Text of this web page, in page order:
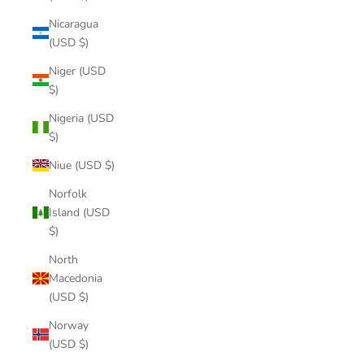
Nicaragua
(USD $)
Niger (USD
$)
Nigeria (USD
$)
Niue (USD $)
Norfolk
Island (USD
$)
North
Macedonia
(USD $)
Norway
(USD $)